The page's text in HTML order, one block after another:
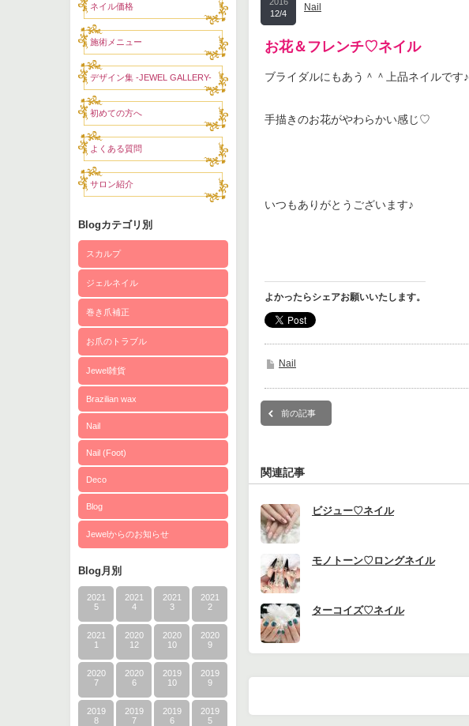
ネイル価格
施術メニュー
デザイン集 -JEWEL GALLERY-
初めての方へ
よくある質問
サロン紹介
Blogカテゴリ別
スカルプ
ジェルネイル
巻き爪補正
お爪のトラブル
Jewel雑貨
Brazilian wax
Nail
Nail (Foot)
Deco
Blog
Jewelからのお知らせ
Blog月別
2021
5
2021
4
2021
3
2021
2
2021
1
2020
12
2020
10
2020
9
2020
7
2020
6
2019
10
2019
9
2019
8
2019
7
2019
6
2019
5
12/4
Nail
お花＆フレンチ♡ネイル
ブライダルにもあう＾＾上品ネイルです♪
手描きのお花がやわらかい感じ♡
いつもありがとうございます♪
よかったらシェアお願いいたします。
Nail
前の記事
関連記事
ビジュー♡ネイル
モノトーン♡ロングネイル
ターコイズ♡ネイル